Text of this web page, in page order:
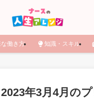
な働き方 知識・スキル
2023年3月4月の